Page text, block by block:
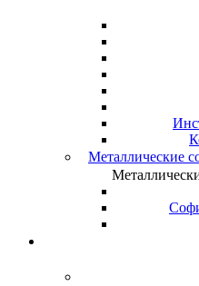
Металлические